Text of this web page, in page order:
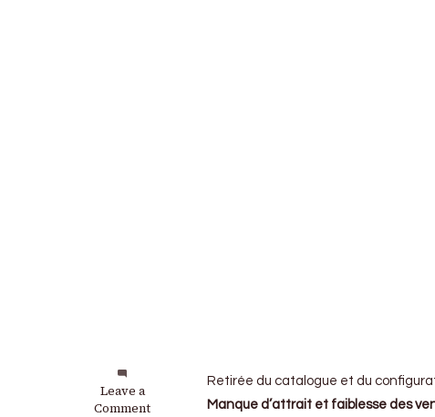
Leave a
Comment
on
Peugeot
Retirée du catalogue et du
Manque d’attrait et faiblesse des